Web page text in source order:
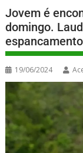
Jovem é
domingo.
19/06/2024